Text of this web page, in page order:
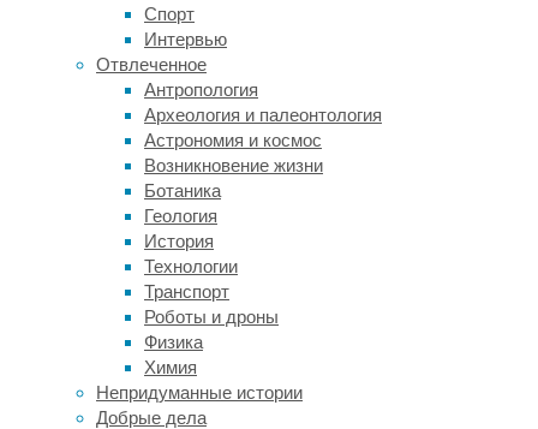
Спорт
Интервью
Отвлеченное
Антропология
Археология и палеонтология
Астрономия и космос
Возникновение жизни
Ботаника
Геология
История
Технологии
Транспорт
Роботы и дроны
Физика
Химия
Непридуманные истории
Добрые дела
оказался
подсластитель
стевия,
который
получают
одноименного
растения.
Соответствующую
научную
статью
опубликовал
журнал
Neuroscience
Research.